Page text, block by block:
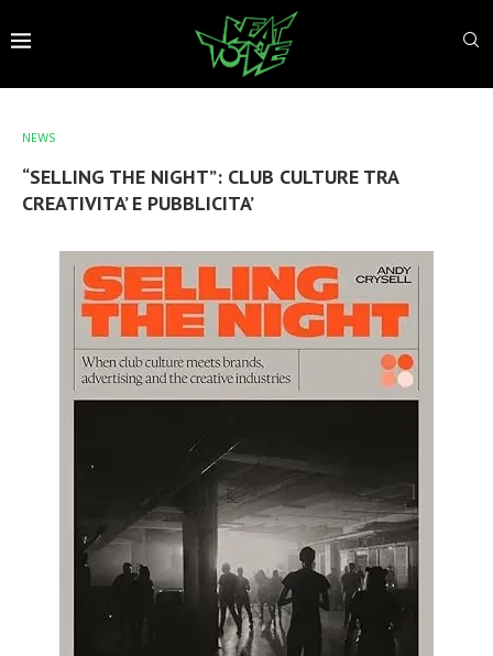
NEWS
“SELLING THE NIGHT”: CLUB CULTURE TRA
CREATIVITA’ E PUBBLICITA’